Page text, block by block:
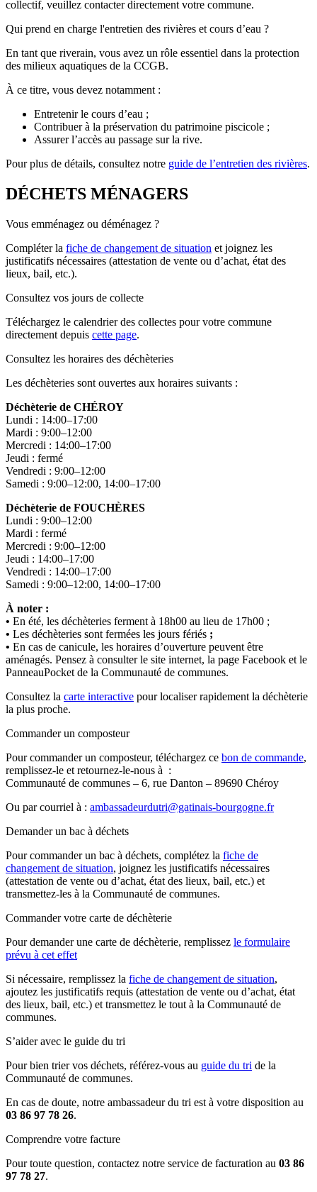
collectif, veuillez contacter directement votre commune.
Qui prend en charge l'entretien des rivières et cours d’eau ?
En tant que riverain, vous avez un rôle essentiel dans la protection
des milieux aquatiques de la CCGB.
À ce titre, vous devez notamment :
Entretenir le cours d’eau ;
Contribuer à la préservation du patrimoine piscicole ;
Assurer l’accès au passage sur la rive.
Pour plus de détails, consultez notre guide de l’entretien des rivières.
DÉCHETS MÉNAGERS
Vous emménagez ou déménagez ?
Compléter la fiche de changement de situation et joignez les
justificatifs nécessaires (attestation de vente ou d’achat, état des
lieux, bail, etc.).
Consultez vos jours de collecte
Téléchargez le calendrier des collectes pour votre commune
directement depuis cette page.
Consultez les horaires des déchèteries
Les déchèteries sont ouvertes aux horaires suivants :
Déchèterie de CHÉROY
Lundi : 14:00–17:00
Mardi : 9:00–12:00
Mercredi : 14:00–17:00
Jeudi : fermé
Vendredi : 9:00–12:00
Samedi : 9:00–12:00, 14:00–17:00
Déchèterie de FOUCHÈRES
Lundi : 9:00–12:00
Mardi : fermé
Mercredi : 9:00–12:00
Jeudi : 14:00–17:00
Vendredi : 14:00–17:00
Samedi : 9:00–12:00, 14:00–17:00
À noter :
• En été, les déchèteries ferment à 18h00 au lieu de 17h00 ;
• Les déchèteries sont fermées les jours fériés ;
• En cas de canicule, les horaires d’ouverture peuvent être
aménagés. Pensez à consulter le site internet, la page Facebook et le
PanneauPocket de la Communauté de communes.
Consultez la carte interactive pour localiser rapidement la déchèterie
la plus proche.
Commander un composteur
Pour commander un composteur, téléchargez ce bon de commande,
remplissez-le et retournez-le-nous à :
Communauté de communes – 6, rue Danton – 89690 Chéroy
Ou par courriel à : ambassadeurdutri@gatinais-bourgogne.fr
Demander un bac à déchets
Pour commander un bac à déchets, complétez la fiche de
changement de situation, joignez les justificatifs nécessaires
(attestation de vente ou d’achat, état des lieux, bail, etc.) et
transmettez-les à la Communauté de communes.
Commander votre carte de déchèterie
Pour demander une carte de déchèterie, remplissez le formulaire
prévu à cet effet
Si nécessaire, remplissez la fiche de changement de situation,
ajoutez les justificatifs requis (attestation de vente ou d’achat, état
des lieux, bail, etc.) et transmettez le tout à la Communauté de
communes.
S’aider avec le guide du tri
Pour bien trier vos déchets, référez-vous au guide du tri de la
Communauté de communes.
En cas de doute, notre ambassadeur du tri est à votre disposition au
03 86 97 78 26.
Comprendre votre facture
Pour toute question, contactez notre service de facturation au 03 86
97 78 27.